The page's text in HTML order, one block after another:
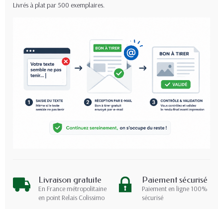
Livrés à plat par 500 exemplaires.
Livraison gratuite
En France métropolitaine
en point Relais Colissimo
Paiement sécurisé
Paiement en ligne 100%
sécurisé